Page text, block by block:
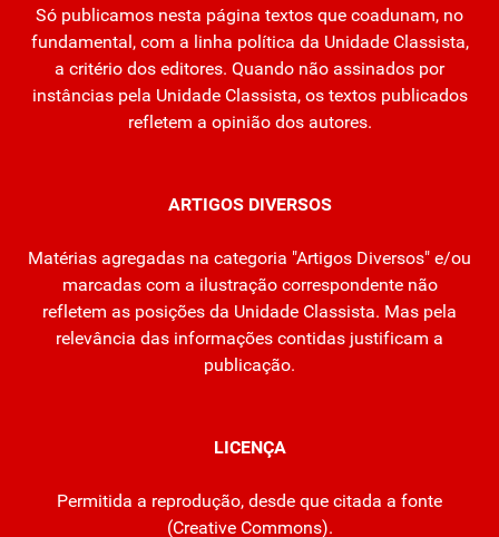
Só publicamos nesta página textos que coadunam, no
fundamental, com a linha política da Unidade Classista,
a critério dos editores. Quando não assinados por
instâncias pela Unidade Classista, os textos publicados
refletem a opinião dos autores.
ARTIGOS DIVERSOS
Matérias agregadas na categoria "Artigos Diversos" e/ou
marcadas com a ilustração correspondente não
refletem as posições da Unidade Classista. Mas pela
relevância das informações contidas justificam a
publicação.
LICENÇA
Permitida a reprodução, desde que citada a fonte
(Creative Commons).